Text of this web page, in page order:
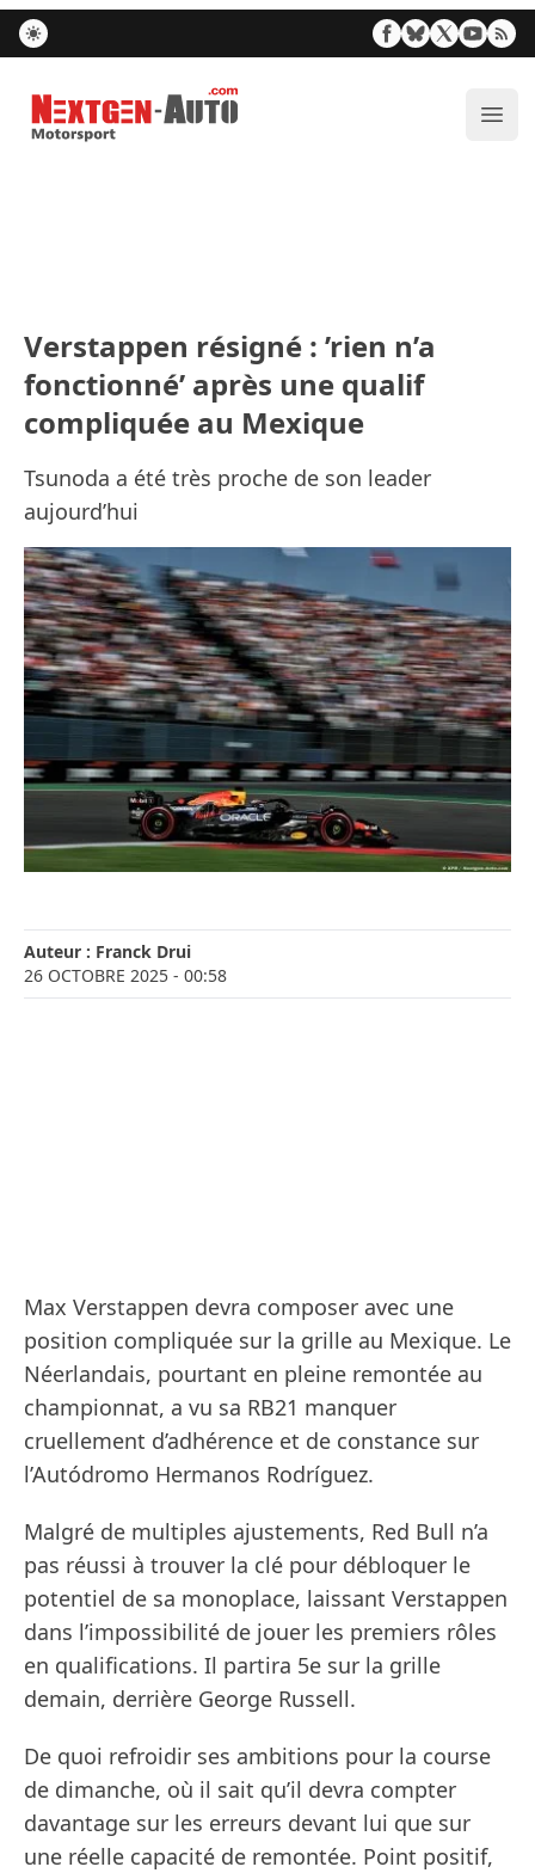
Nextgen-Auto.com
Verstappen résigné : ’rien n’a
fonctionné’ après une qualif
compliquée au Mexique
Tsunoda a été très proche de son leader
aujourd’hui
Auteur : Franck Drui
26 OCTOBRE 2025 - 00:58
Max Verstappen devra composer avec une
position compliquée sur la grille au Mexique. Le
Néerlandais, pourtant en pleine remontée au
championnat, a vu sa RB21 manquer
cruellement d’adhérence et de constance sur
l’Autódromo Hermanos Rodríguez.
Malgré de multiples ajustements, Red Bull n’a
pas réussi à trouver la clé pour débloquer le
potentiel de sa monoplace, laissant Verstappen
dans l’impossibilité de jouer les premiers rôles
en qualifications. Il partira 5e sur la grille
demain, derrière George Russell.
De quoi refroidir ses ambitions pour la course
de dimanche, où il sait qu’il devra compter
davantage sur les erreurs devant lui que sur
une réelle capacité de remontée. Point positif,